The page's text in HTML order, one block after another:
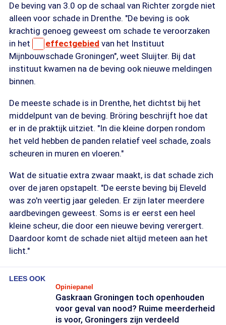
De beving van 3.0 op de schaal van Richter zorgde niet
alleen voor schade in Drenthe. "De beving is ook
krachtig genoeg geweest om schade te veroorzaken
in het
effectgebied van het Instituut
Mijnbouwschade Groningen", weet Sluijter. Bij dat
instituut kwamen na de beving ook nieuwe meldingen
binnen.
De meeste schade is in Drenthe, het dichtst bij het
middelpunt van de beving. Bröring beschrijft hoe dat
er in de praktijk uitziet. "In die kleine dorpen rondom
het veld hebben de panden relatief veel schade, zoals
scheuren in muren en vloeren."
Wat de situatie extra zwaar maakt, is dat schade zich
over de jaren opstapelt. "De eerste beving bij Eleveld
was zo'n veertig jaar geleden. Er zijn later meerdere
aardbevingen geweest. Soms is er eerst een heel
kleine scheur, die door een nieuwe beving verergert.
Daardoor komt de schade niet altijd meteen aan het
licht."
LEES OOK
Opiniepanel
Gaskraan Groningen toch openhouden
voor geval van nood? Ruime meerderheid
is voor, Groningers zijn verdeeld